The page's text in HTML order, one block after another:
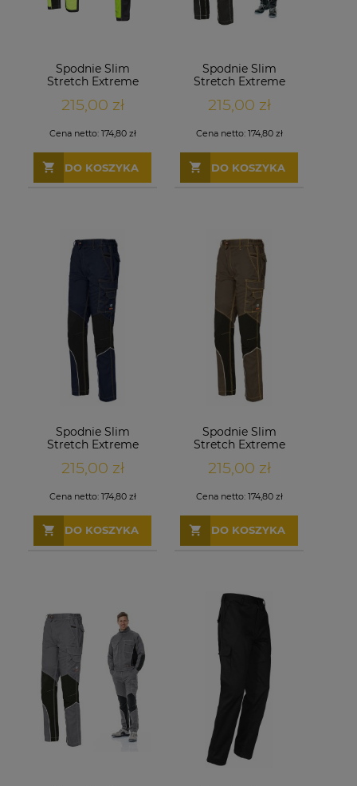
Spodnie Slim
Stretch Extreme
215,00 zł
Cena netto: 174,80 zł
DO KOSZYKA
Spodnie Slim
Stretch Extreme
215,00 zł
Cena netto: 174,80 zł
DO KOSZYKA
Spodnie Slim
Stretch Extreme
215,00 zł
Cena netto: 174,80 zł
DO KOSZYKA
Spodnie Slim
Stretch Extreme
215,00 zł
Cena netto: 174,80 zł
DO KOSZYKA